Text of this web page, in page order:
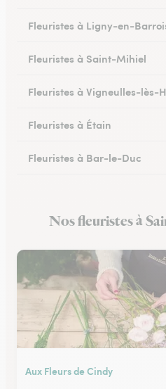
Fleuristes à Ligny-en-
Fleuristes à Saint-Mihiel
Fleuristes à Vigneulles-lès-
Fleuristes à Étain
Fleuristes à Bar-le-Duc
Fleuristes à Clermont-en-
Nos fleuristes à
Aux Fleurs de Cindy